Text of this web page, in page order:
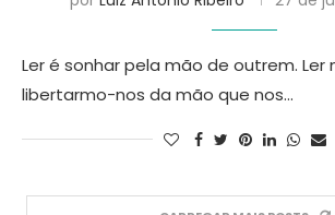
Ler é sonhar pela mão de outrem. Ler
libertarmo-nos da mão que nos…